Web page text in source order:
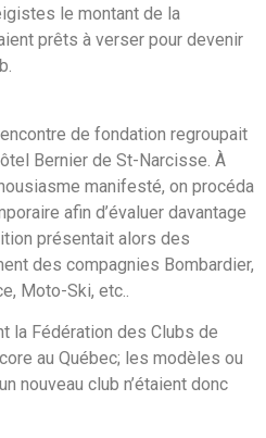
le montant de la
prêts à verser pour devenir
de fondation regroupait
Bernier de St-Narcisse. À
manifesté, on procéda
afin d’évaluer davantage
présentait alors des
des compagnies Bombardier,
Moto-Ski, etc..
la Fédération des Clubs de
au Québec; les modèles ou
nouveau club n’étaient donc